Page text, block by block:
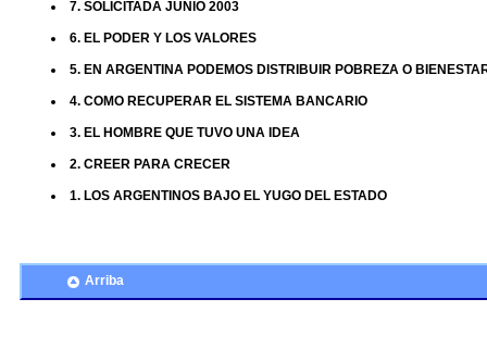
7. SOLICITADA JUNIO 2003
6. EL PODER Y LOS VALORES
5. EN ARGENTINA PODEMOS DISTRIBUIR POBREZA O
4. COMO RECUPERAR EL SISTEMA BANCARIO
3. EL HOMBRE QUE TUVO UNA IDEA
2. CREER PARA CRECER
1. LOS ARGENTINOS BAJO EL YUGO DEL ESTADO
Arriba